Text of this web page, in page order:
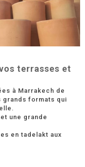
terrasses et
à Marrakech de
grands formats qui
une grande
en tadelakt aux